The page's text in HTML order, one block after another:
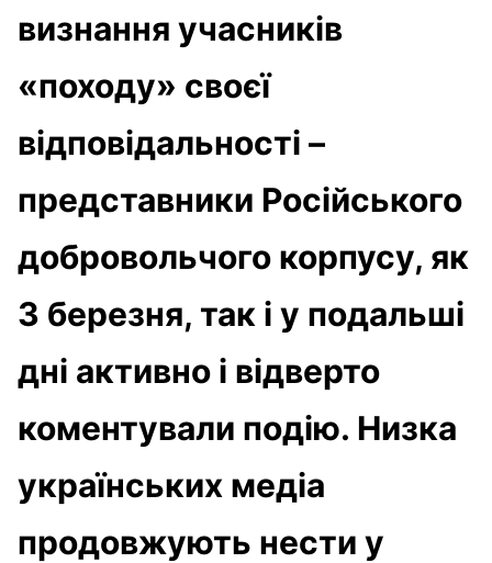
визнання учасників
«походу» своєї
відповідальності –
представники Російського
добровольчого корпусу, як
3 березня, так і у подальші
дні активно і відверто
коментували подію. Низка
українських медіа
продовжують нести у